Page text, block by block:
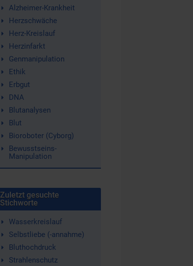
Alzheimer-Krankheit
Herzschwäche
Herz-Kreislauf
Herzinfarkt
Genmanipulation
Ethik
Erbgut
DNA
Blutanalysen
Blut
Bioroboter (Cyborg)
Bewusstseins-
Manipulation
Zuletzt gesuchte
Stichworte
Wasserkreislauf
Selbstliebe (-annahme)
Bluthochdruck
Strahlenschutz